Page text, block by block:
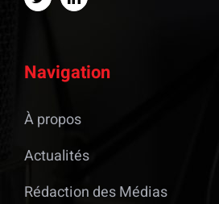
Navigation
À propos
Actualités
Rédaction des Médias